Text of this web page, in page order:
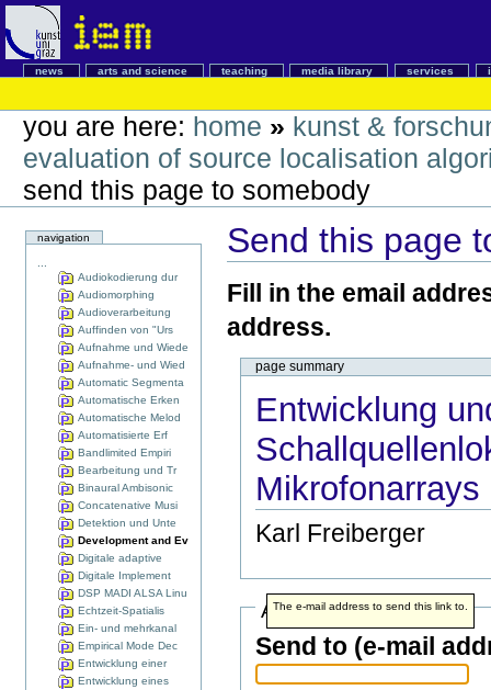
news arts and science teaching media library services
you are here: home » kunst &
evaluation of source localisation
send this page to somebody
navigation
Audiokodierung dur
Audiomorphing
Audioverarbeitung
Auffinden von "Urs
Aufnahme und Wiede
Aufnahme- und Wied
Automatic Segmenta
Automatische Erken
Automatische Melod
Automatisierte Erf
Bandlimited Empiri
Bearbeitung und Tr
Binaural Ambisonic
Concatenative Musi
Detektion und Unte
Development and Ev
Digitale adaptive
Digitale Implement
DSP MADI ALSA Linu
Echtzeit-Spatialis
Ein- und mehrkanal
Empirical Mode Dec
Entwicklung einer
Entwicklung eines
Send this page
Fill in the email
address.
page summary
Entwicklung
Mikrofonarrays
Karl Freiberger
Address info
Send to (e-mail
The e-mail address to send this link to.